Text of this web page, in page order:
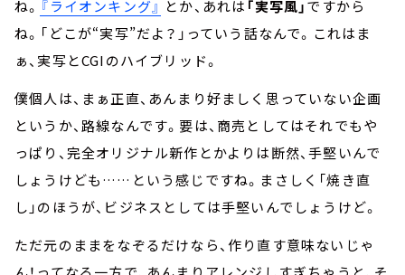
ね。 『ライオンキング』 とか、あれは 「実写風」ですから
ね。「どこが“実写”だよ？」っていう話なんで。これはま
ぁ、実写とCGIのハイブリッド。
僕個人は、まぁ正直、あんまり好ましく思っていない企画
というか、路線なんです。要は、商売としてはそれでもや
っぱり、完全オリジナル新作とかよりは断然、手堅いんで
しょうけども……という感じですね。まさしく「焼き直
し」のほうが、ビジネスとしては手堅いんでしょうけど。
ただ元のままをなぞるだけなら、作り直す意味ないじゃ